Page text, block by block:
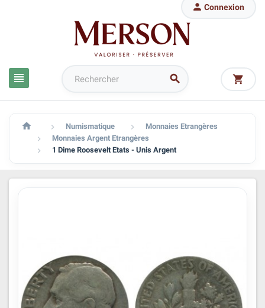
 
 Connexion

  Numismatique  Monnaies Etrangères
 Monnaies Argent Etrangères
 1 Dime Roosevelt Etats - Unis Argent